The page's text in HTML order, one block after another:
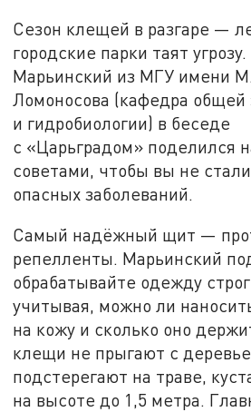
Сезон клещей в разгаре —
городские парки таят
Марьинский из МГУ имени
Ломоносова (кафедра общей
и гидробиологии) в беседе
с «Царьградом» поделился
советами, чтобы вы не
опасных заболеваний.
Самый надёжный щит —
репелленты. Марьинский
обрабатывайте одежду
учитывая, можно ли
на кожу и сколько оно
клещи не прыгают с
подстерегают на траве,
на высоте до 1,5 метра.